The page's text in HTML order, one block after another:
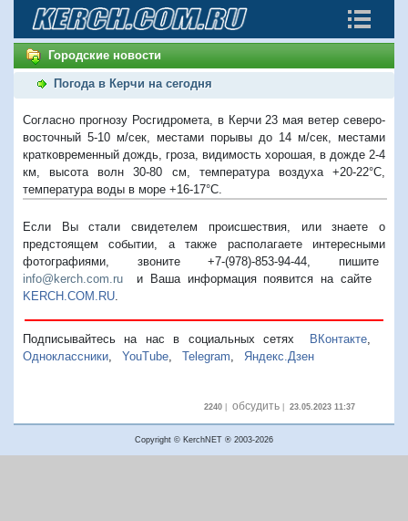
Городские новости
Погода в Керчи на сегодня
Согласно прогнозу Росгидромета, в Керчи 23 мая ветер северо-
восточный 5-10 м/сек, местами порывы до 14 м/сек, местами
кратковременный дождь, гроза, видимость хорошая, в дожде 2-4
км, высота волн 30-80 см, температура воздуха +20-22°С,
температура воды в море +16-17°С.
Если Вы стали свидетелем происшествия, или знаете о
предстоящем событии, а также располагаете интересными
фотографиями, звоните +7-(978)-853-94-44, пишите
info@kerch.com.ru и Ваша информация появится на сайте
KERCH.COM.RU
Подписывайтесь на нас в социальных сетях ВКонтакте,
Одноклассники
YouTube Telegram Яндекс.Дзен
2240| обсудить| 23.05.2023 11:37
Copyright © KerchNET ® 2003-2026